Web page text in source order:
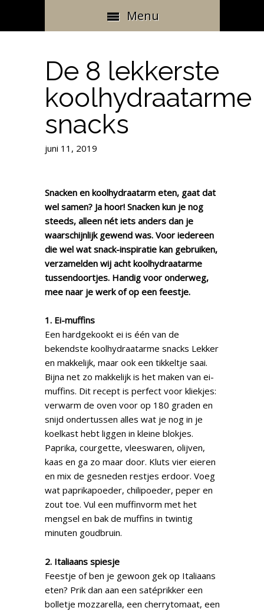
Menu
De 8 lekkerste
koolhydraatarme
snacks
juni 11, 2019
Snacken en koolhydraatarm eten, gaat dat
wel samen? Ja hoor! Snacken kun je nog
steeds, alleen nét iets anders dan je
waarschijnlijk gewend was. Voor iedereen
die wel wat snack-inspiratie kan gebruiken,
verzamelden wij acht koolhydraatarme
tussendoortjes. Handig voor onderweg,
mee naar je werk of op een feestje.
1. Ei-muffins
Een hardgekookt ei is één van de
bekendste koolhydraatarme snacks Lekker
en makkelijk, maar ook een tikkeltje saai.
Bijna net zo makkelijk is het maken van ei-
muffins. Dit recept is perfect voor kliekjes:
verwarm de oven voor op 180 graden en
snijd ondertussen alles wat je nog in je
koelkast hebt liggen in kleine blokjes.
Paprika, courgette, vleeswaren, olijven,
kaas en ga zo maar door. Kluts vier eieren
en mix de gesneden restjes erdoor. Voeg
wat paprikapoeder, chilipoeder, peper en
zout toe. Vul een muffinvorm met het
mengsel en bak de muffins in twintig
minuten goudbruin.
2. Italiaans spiesje
Feestje of ben je gewoon gek op Italiaans
eten? Prik dan aan een satéprikker een
bolletje mozzarella, een cherrytomaat, een